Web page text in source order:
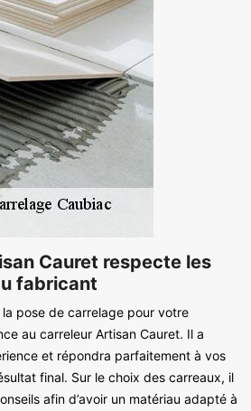
Cauret respecte les
fabricant
pose de carrelage pour votre
au carreleur Artisan Cauret. Il a
et répondra parfaitement à vos
final. Sur le choix des carreaux, il
afin d’avoir un matériau adapté à